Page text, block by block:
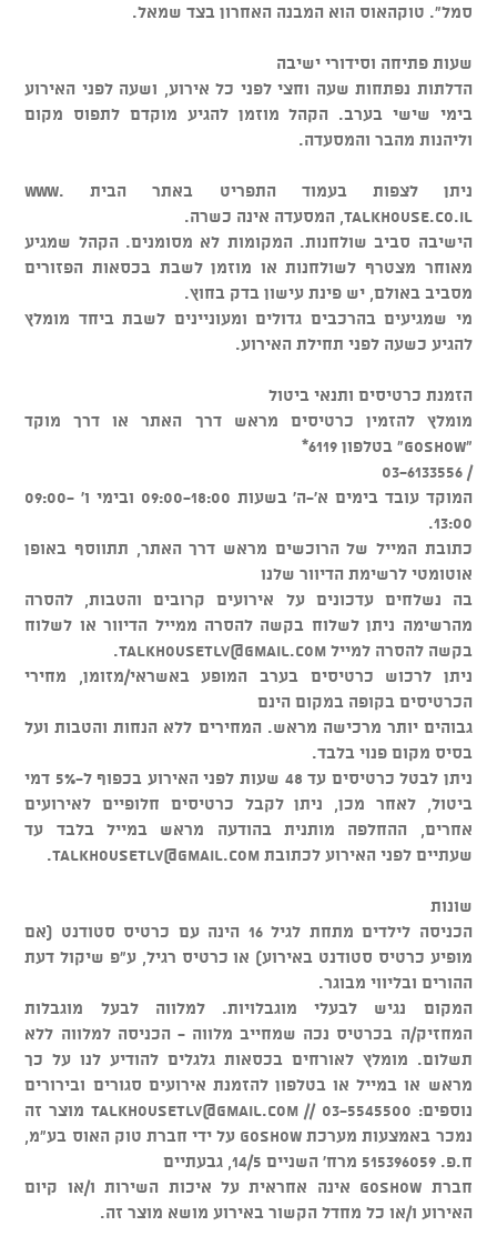
סמל". טוקהאוס הוא המבנה האחרון בצד שמאל.
שעות פתיחה וסידורי ישיבה
הדלתות נפתחות שעה וחצי לפני כל אירוע, ושעה לפני האירוע
בימי שישי בערב. הקהל מוזמן להגיע מוקדם לתפוס מקום
וליהנות מהבר והמסעדה.
ניתן לצפות בעמוד התפריט באתר הבית www.
talkhouse.co.il, המסעדה אינה כשרה.
הישיבה סביב שולחנות. המקומות לא מסומנים. הקהל שמגיע
מאוחר מצטרף לשולחנות או מוזמן לשבת בכסאות הפזורים
מסביב באולם, יש פינת עישון בדק בחוץ.
מי שמגיעים בהרכבים גדולים ומעוניינים לשבת ביחד מומלץ
להגיע כשעה לפני תחילת האירוע.
הזמנת כרטיסים ותנאי ביטול
מומלץ להזמין כרטיסים מראש דרך האתר או דרך מוקד
"GOSHOW" בטלפון 6119*
/ 03-6133556
המוקד עובד בימים א'-ה' בשעות 09:00-18:00 ובימי ו' 09:00-
13:00.
כתובת המייל של הרוכשים מראש דרך האתר, תתווסף באופן
אוטומטי לרשימת הדיוור שלנו
בה נשלחים עדכונים על אירועים קרובים והטבות, להסרה
מהרשימה ניתן לשלוח בקשה להסרה ממייל הדיוור או לשלוח
בקשה להסרה למיילtalkhousetlv@gmail.com
.
ניתן לרכוש כרטיסים בערב המופע באשראי/מזומן, מחירי
הכרטיסים בקופה במקום הינם
גבוהים יותר מרכישה מראש. המחירים ללא הנחות והטבות ועל
בסיס מקום פנוי בלבד.
ניתן לבטל כרטיסים עד 48 שעות לפני האירוע בכפוף ל-5% דמי
ביטול, לאחר מכן, ניתן לקבל כרטיסים חלופיים לאירועים
אחרים, ההחלפה מותנית בהודעה מראש במייל בלבד עד
שעתיים לפני האירוע לכתובתtalkhousetlv@gmail.com
.
שונות
הכניסה לילדים מתחת לגיל 16 הינה עם כרטיס סטודנט (אם
מופיע כרטיס סטודנט באירוע) או כרטיס רגיל, ע"פ שיקול דעת
ההורים ובליווי מבוגר.
המקום נגיש לבעלי מוגבלויות. למלווה לבעל מוגבלות
המחזיק/ה בכרטיס נכה שמחייב מלווה - הכניסה למלווה ללא
תשלום. מומלץ לאורחים בכסאות גלגלים להודיע לנו על כך
מראש או במייל או בטלפון להזמנת אירועים סגורים ובירורים
נוספים: 03-5545500 //
talkhousetlv@gmail.com מוצר זה
נמכר באמצעות מערכת GOSHOW על ידי חברת טוק האוס בע"מ,
ח.פ. 515396059 מרח' השניים 14/5, גבעתיים
חברת GOSHOW אינה אחראית על איכות השירות ו/או קיום
האירוע ו/או כל מחדל הקשור באירוע מושא מוצר זה.